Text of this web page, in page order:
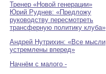
Тренер «Новой генерации»
Юрий Руднев: «Предложу
руководству пересмотреть
трансферную политику клуба»
Андрей Нутрихин: «Все мысли
устремлены вперед»
Начнём с малого -